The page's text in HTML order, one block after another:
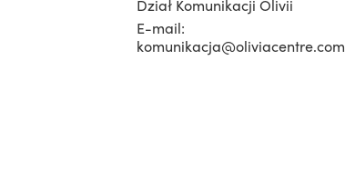
Dział Komunikacji Olivii
E-mail:
komunikacja@oliviacentre.com